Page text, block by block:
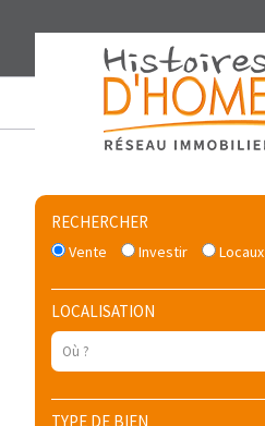
RECHERCHER
Vente Investir Locaux
LOCALISATION
TYPE DE BIEN